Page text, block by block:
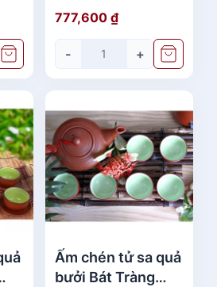
rẻ chính hãng
777,600 ₫
- +
Ấm chén tử sa quả
bưởi Bát Tràng